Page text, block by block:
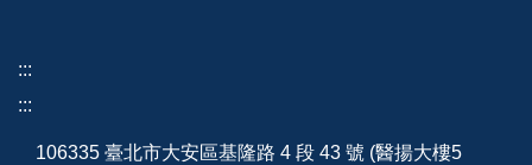
:::
:::
106335 臺北市大安區基隆路 4 段 43 號 (醫揚大樓5